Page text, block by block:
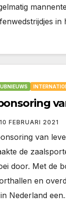
in
10 FEBRUARI 2021
van
de
door. Met de
en
Nederland